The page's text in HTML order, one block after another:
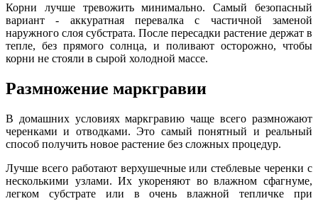
Корни лучше тревожить минимально. Самый безопасный
вариант - аккуратная перевалка с частичной заменой
наружного слоя субстрата. После пересадки растение держат в
тепле, без прямого солнца, и поливают осторожно, чтобы
корни не стояли в сырой холодной массе.
Размножение маркгравии
В домашних условиях маркгравию чаще всего размножают
черенками и отводками. Это самый понятный и реальный
способ получить новое растение без сложных процедур.
Лучше всего работают верхушечные или стеблевые черенки с
несколькими узлами. Их укореняют во влажном сфагнуме,
легком субстрате или в очень влажной тепличке при